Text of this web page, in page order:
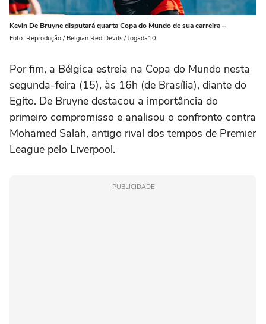
Kevin De Bruyne disputará quarta Copa do Mundo de sua carreira –
Foto: Reprodução / Belgian Red Devils / Jogada10
Por fim, a Bélgica estreia na Copa do Mundo nesta
segunda-feira (15), às 16h (de Brasília), diante do
Egito. De Bruyne destacou a importância do
primeiro compromisso e analisou o confronto contra
Mohamed Salah, antigo rival dos tempos de Premier
League pelo Liverpool.
PUBLICIDADE